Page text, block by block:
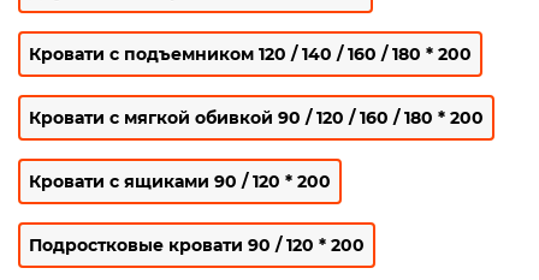
Кровати с подъемником 120 / 140 / 160 / 180 * 200
Кровати с мягкой обивкой 90 / 120 / 160 / 180 * 200
Кровати с ящиками 90 / 120 * 200
Подростковые кровати 90 / 120 * 200